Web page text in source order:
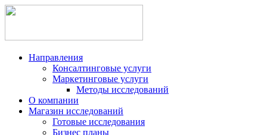
Направления
Консалтинговые услуги
Маркетинговые услуги
Методы исследований
О компании
Магазин исследований
Готовые исследования
Бизнес планы